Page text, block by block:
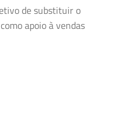
de substituir o
apoio à vendas